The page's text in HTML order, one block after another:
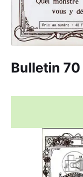
Bulletin 70